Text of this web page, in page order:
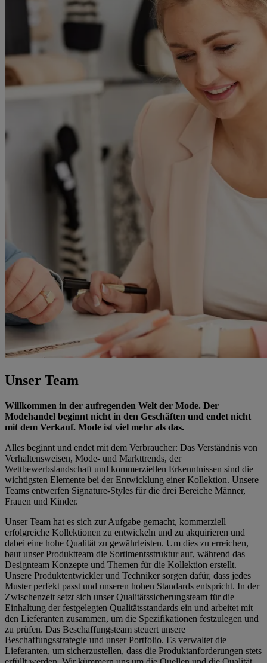
Unser Team
Willkommen in der aufregenden Welt der Mode. Der
Modehandel beginnt nicht in den Geschäften und endet nicht
mit dem Verkauf. Mode ist viel mehr als das.
Alles beginnt und endet mit dem Verbraucher: Das Verständnis von
Verhaltensweisen, Mode- und Markttrends, der
Wettbewerbslandschaft und kommerziellen Erkenntnissen sind die
wichtigsten Elemente bei der Entwicklung einer Kollektion. Unsere
Teams entwerfen Signature-Styles für die drei Bereiche Männer,
Frauen und Kinder.
Unser Team hat es sich zur Aufgabe gemacht, kommerziell
erfolgreiche Kollektionen zu entwickeln und zu akquirieren und
dabei eine hohe Qualität zu gewährleisten. Um dies zu erreichen,
baut unser Produktteam die Sortimentsstruktur auf, während das
Designteam Konzepte und Themen für die Kollektion erstellt.
Unsere Produktentwickler und Techniker sorgen dafür, dass jedes
Muster perfekt passt und unseren hohen Standards entspricht. In der
Zwischenzeit setzt sich unser Qualitätssicherungsteam für die
Einhaltung der festgelegten Qualitätsstandards ein und arbeitet mit
den Lieferanten zusammen, um die Spezifikationen festzulegen und
zu prüfen. Das Beschaffungsteam steuert unsere
Beschaffungsstrategie und unser Portfolio. Es verwaltet die
Lieferanten, um sicherzustellen, dass die Produktanforderungen stets